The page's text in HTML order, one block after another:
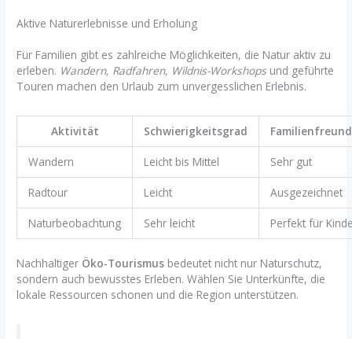
Aktive Naturerlebnisse und Erholung
Für Familien gibt es zahlreiche Möglichkeiten, die Natur aktiv zu
erleben. Wandern, Radfahren, Wildnis-Workshopsund geführte
Touren machen den Urlaub zum unvergesslichen Erlebnis.
Aktivität Schwierigkeitsgrad
Wandern Leicht bis Mittel Sehr gut
Radtour Leicht Ausgezeichnet
Naturbeobachtung Sehr leicht Perfekt für
Nachhaltiger Öko-Tourismus bedeutet nicht nur Naturschutz,
sondern auch bewusstes Erleben. Wählen Sie Unterkünfte, die
lokale Ressourcen schonen und die Region unterstützen.